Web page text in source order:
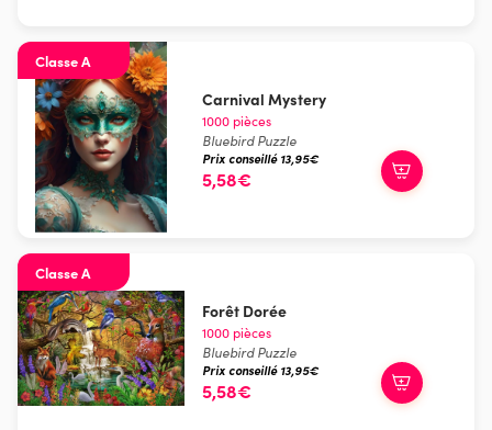
Classe A
Carnival Mystery
1000 pièces
Bluebird Puzzle
Prix conseillé 13,95€
5,58€
Classe A
Forêt Dorée
1000 pièces
Bluebird Puzzle
Prix conseillé 13,95€
5,58€